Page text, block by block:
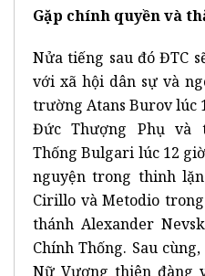
Gặp chính quyền và
Nửa tiếng sau đó ĐTC
với xã hội dân sự và
trường Atans Burov lúc
Đức Thượng Phụ và
Thống Bulgari lúc 12
nguyện trong thinh
Cirillo và Metodio
thánh Alexander
Chính Thống. Sau
Nữ Vương thiên đàng